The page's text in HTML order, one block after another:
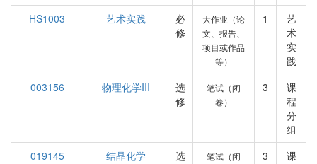
HS1003
艺术实践
必
修
大作业（论
文、报告、
项目或作品
等）
1
艺
术
实
践
003156
物理化学III
选
修
笔试（闭
卷）
3
课
程
分
组
019145
结晶化学
选
笔试（闭
3
课